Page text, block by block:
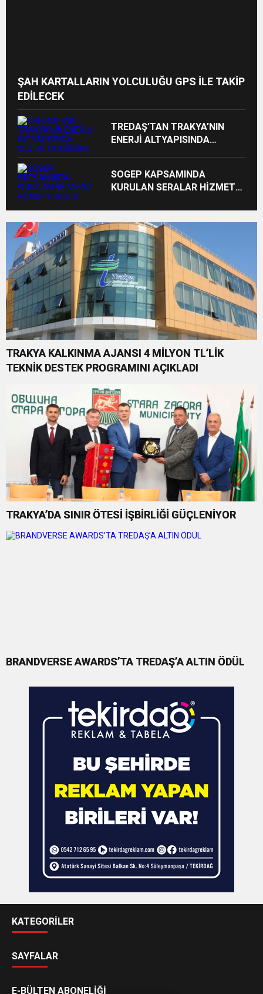
ŞAH KARTALLARIN YOLCULUĞU GPS İLE TAKİP
EDİLECEK
TREDAŞ’TAN TRAKYA’NIN
ENERJİ ALTYAPISINDA
SOGEP KAPSAMINDA
KURULAN SERALAR HİZMETE
TRAKYA KALKINMA AJANSI 4 MİLYON TL’LİK
TEKNİK DESTEK PROGRAMINI AÇIKLADI
TRAKYA’DA SINIR ÖTESİ İŞBİRLİĞİ GÜÇLENİYOR
BRANDVERSE AWARDS’TA TREDAŞ’A ALTIN ÖDÜL
KATEGORİLER
SAYFALAR
E-BÜLTEN ABONELİĞİ